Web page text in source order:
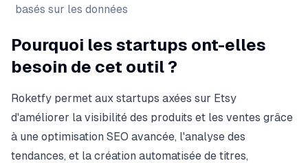
basés sur les données
Pourquoi les startups ont-elles
besoin de cet outil ?
Roketfy permet aux startups axées sur Etsy
d'améliorer la visibilité des produits et les ventes grâce
à une optimisation SEO avancée, l'analyse des
tendances, et la création automatisée de titres,